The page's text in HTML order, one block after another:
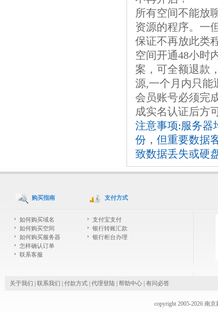
所有空间不能放
资源的程序。一
保证不再放此类
空间开通48小时
案，可全额退款
源,一个月内只能
会员账号必须完
成实名认证后方
注意事项:服务器
份，但重要数据
致数据丢失或硬
购买指南
如何购买域名
如何购买空间
如何购买服务器
怎样确认订单
联系客服
支付方式
支付宝支付
银行转账汇款
银行柜台办理
关于我们 联系我们 付款方式 代理登陆 帮助中心 有问必答
copyright 2005-2026 南